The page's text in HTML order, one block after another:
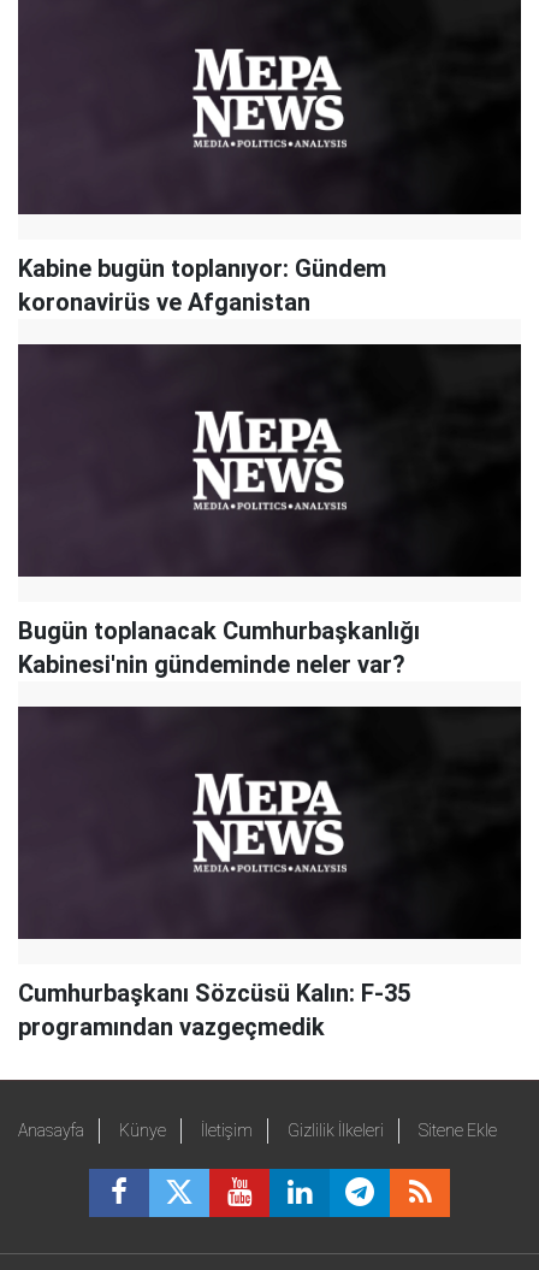
Kabine bugün toplanıyor: Gündem
koronavirüs ve Afganistan
Bugün toplanacak Cumhurbaşkanlığı
Kabinesi'nin gündeminde neler var?
Cumhurbaşkanı Sözcüsü Kalın: F-35
programından vazgeçmedik
Anasayfa Künye İletişim Gizlilik İlkeleri Sitene Ekle